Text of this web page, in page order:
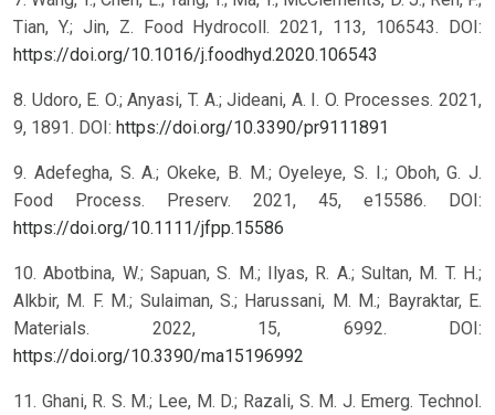
Tian, Y.; Jin, Z. Food Hydrocoll. 2021, 113, 106543. DOI:
https://doi.org/10.1016/j.foodhyd.2020.106543
8. Udoro, E. O.; Anyasi, T. A.; Jideani, A. I. O. Processes. 2021,
9, 1891. DOI: https://doi.org/10.3390/pr9111891
9. Adefegha, S. A.; Okeke, B. M.; Oyeleye, S. I.; Oboh, G. J.
Food Process. Preserv. 2021, 45, e15586. DOI:
https://doi.org/10.1111/jfpp.15586
10. Abotbina, W.; Sapuan, S. M.; Ilyas, R. A.; Sultan, M. T. H.;
Alkbir, M. F. M.; Sulaiman, S.; Harussani, M. M.; Bayraktar, E.
Materials. 2022, 15, 6992. DOI:
https://doi.org/10.3390/ma15196992
11. Ghani, R. S. M.; Lee, M. D.; Razali, S. M. J. Emerg. Technol.